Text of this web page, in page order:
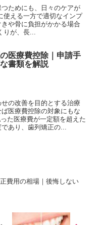
ためにも、日々のケアが
使える一方で適切なインプ
や骨に負担がかかる場合
りが、長...
医療費控除｜申請手
書類を解説
の改善を目的とする治療
医療費控除の対象にもな
た医療費が一定額を超えた
あり、歯列矯正の...
費用の相場｜後悔しない